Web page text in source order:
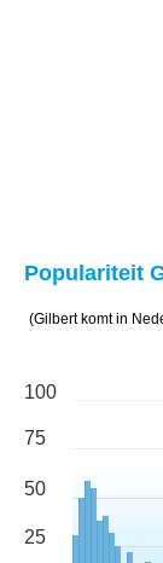
Populariteit
(Gilbert komt in
100
75
50
25